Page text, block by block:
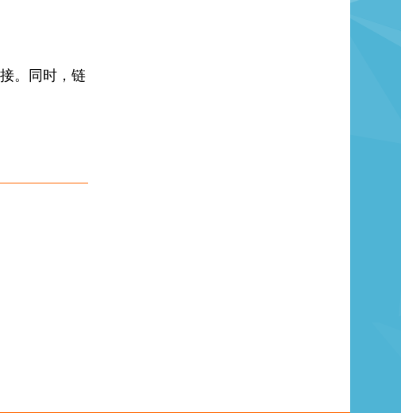
。同时，链